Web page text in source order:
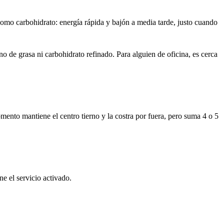
carbohidrato: energía rápida y bajón a media tarde, justo cuando
de grasa ni carbohidrato refinado. Para alguien de oficina, es cerca
mantiene el centro tierno y la costra por fuera, pero suma 4 o 5
el servicio activado.